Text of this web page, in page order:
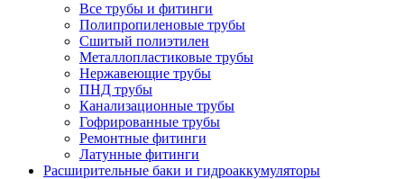
Все трубы и фитинги
Полипропиленовые трубы
Сшитый полиэтилен
Металлопластиковые трубы
Нержавеющие трубы
ПНД трубы
Канализационные трубы
Гофрированные трубы
Ремонтные фитинги
Латунные фитинги
Расширительные баки и гидроаккумуляторы